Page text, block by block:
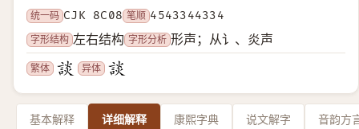
统一码 CJK 8C08 笔顺 4543344334
字形结构 左右结构 字形分析 形声；从讠、炎声
繁体 异体
基本解释 详细解释 康熙字典 说文解字 音韵方